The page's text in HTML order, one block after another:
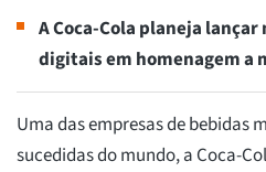
A Coca-Cola planeja
digitais em homenagem a
Uma das empresas de bebidas
sucedidas do mundo, a Coca-